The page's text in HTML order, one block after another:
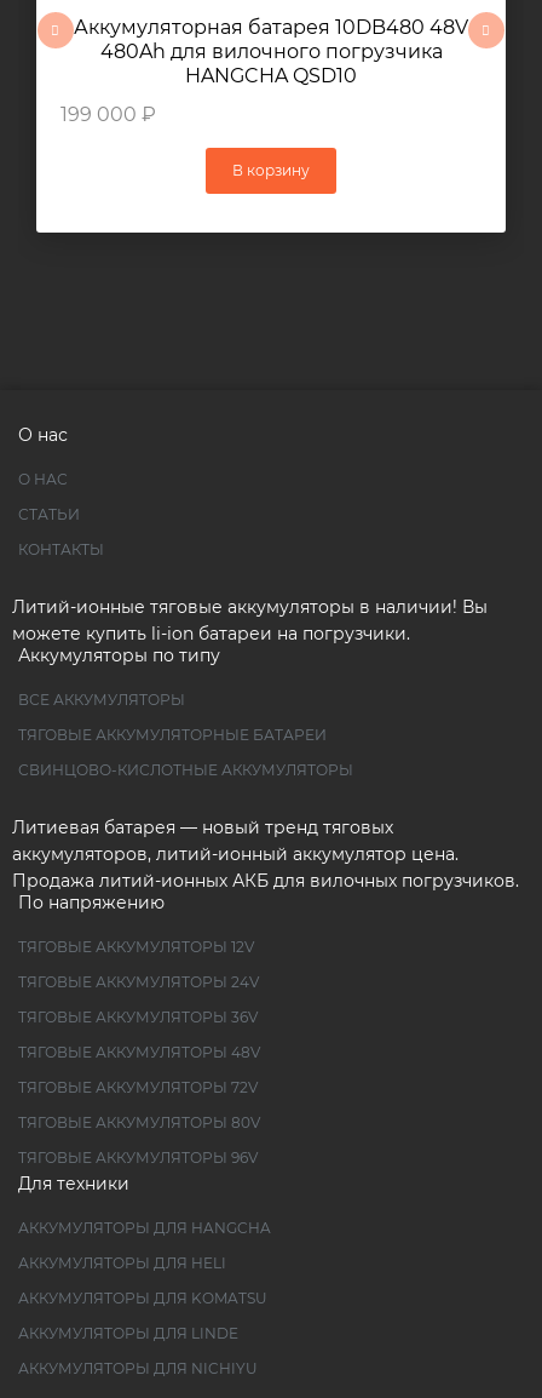
Аккумуляторная батарея 10DB480 48V
480Ah для вилочного погрузчика
HANGCHA QSD10
199 000 ₽
В корзину
О нас
О НАС
СТАТЬИ
КОНТАКТЫ
Литий-ионные тяговые аккумуляторы в наличии! Вы
можете купить li-ion батареи на погрузчики.
Аккумуляторы по типу
ВСЕ АККУМУЛЯТОРЫ
ТЯГОВЫЕ АККУМУЛЯТОРНЫЕ БАТАРЕИ
СВИНЦОВО-КИСЛОТНЫЕ АККУМУЛЯТОРЫ
Литиевая батарея — новый тренд тяговых
аккумуляторов, литий-ионный аккумулятор цена.
Продажа литий-ионных АКБ для вилочных погрузчиков.
По напряжению
ТЯГОВЫЕ АККУМУЛЯТОРЫ 12V
ТЯГОВЫЕ АККУМУЛЯТОРЫ 24V
ТЯГОВЫЕ АККУМУЛЯТОРЫ 36V
ТЯГОВЫЕ АККУМУЛЯТОРЫ 48V
ТЯГОВЫЕ АККУМУЛЯТОРЫ 72V
ТЯГОВЫЕ АККУМУЛЯТОРЫ 80V
ТЯГОВЫЕ АККУМУЛЯТОРЫ 96V
Для техники
АККУМУЛЯТОРЫ ДЛЯ HANGCHA
АККУМУЛЯТОРЫ ДЛЯ HELI
АККУМУЛЯТОРЫ ДЛЯ KOMATSU
АККУМУЛЯТОРЫ ДЛЯ LINDE
АККУМУЛЯТОРЫ ДЛЯ NICHIYU